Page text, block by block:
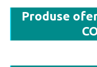
Produse